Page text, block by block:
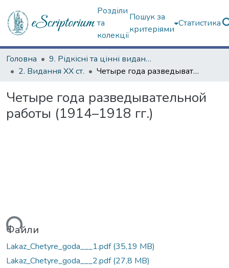
Розділи
та
колекції
Пошук за
критеріями
Статистика
Головна
9. Рідкісні та цінні видання
2. Видання ХХ ст.
Четыре года разведывательной работы (1914–1918 гг.)
Четыре года разведывательной
работы (1914–1918 гг.)
Файли
Lakaz_Chetyre_goda___1.pdf(35,19 MB)
Lakaz_Chetyre_goda___2.pdf(27,8 MB)